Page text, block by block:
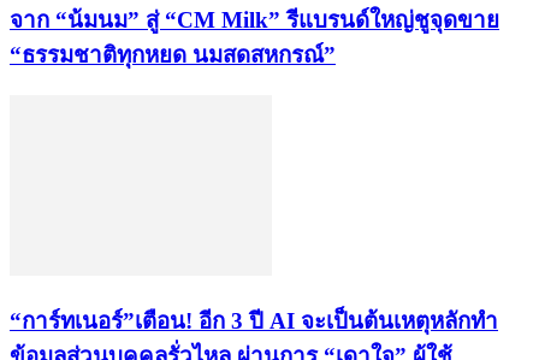
จาก “น้มนม” สู่ “CM Milk” รีแบรนด์ใหญ่ชูจุดขาย
“ธรรมชาติทุกหยด นมสดสหกรณ์”
“การ์ทเนอร์”เตือน! อีก 3 ปี AI จะเป็นต้นเหตุหลักทำ